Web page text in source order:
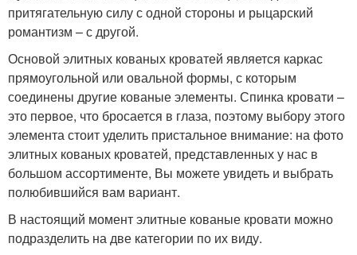
притягательную силу с одной стороны и рыцарский
романтизм – с другой.
Основой элитных кованых кроватей является каркас
прямоугольной или овальной формы, с которым
соединены другие кованые элементы. Спинка кровати –
это первое, что бросается в глаза, поэтому выбору этого
элемента стоит уделить пристальное внимание: на фото
элитных кованых кроватей, представленных у нас в
большом ассортименте, Вы можете увидеть и выбрать
полюбившийся вам вариант.
В настоящий момент элитные кованые кровати можно
подразделить на две категории по их виду.